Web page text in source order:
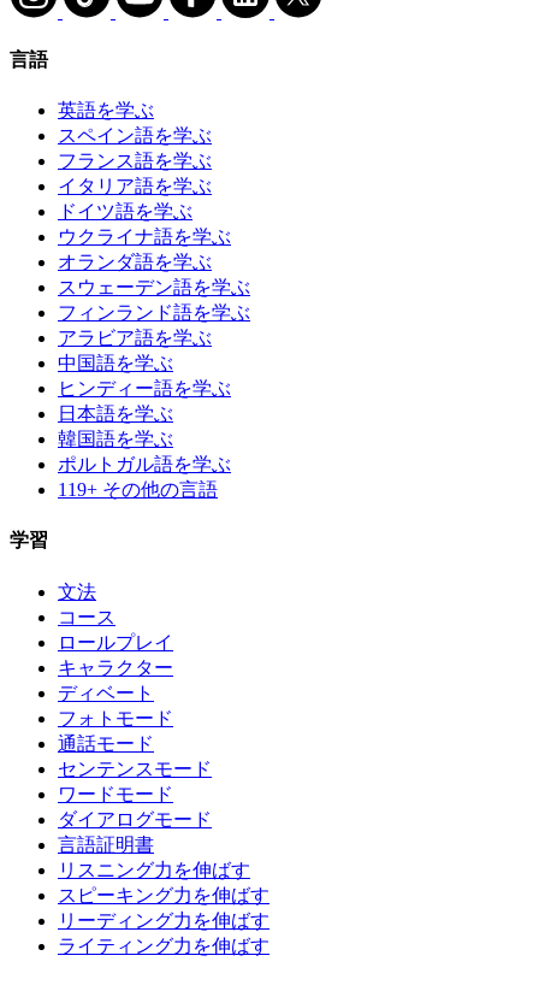
言語
英語を学ぶ
スペイン語を学ぶ
フランス語を学ぶ
イタリア語を学ぶ
ドイツ語を学ぶ
ウクライナ語を学ぶ
オランダ語を学ぶ
スウェーデン語を学ぶ
フィンランド語を学ぶ
アラビア語を学ぶ
中国語を学ぶ
ヒンディー語を学ぶ
日本語を学ぶ
韓国語を学ぶ
ポルトガル語を学ぶ
119+ その他の言語
学習
文法
コース
ロールプレイ
キャラクター
ディベート
フォトモード
通話モード
センテンスモード
ワードモード
ダイアログモード
言語証明書
リスニング力を伸ばす
スピーキング力を伸ばす
リーディング力を伸ばす
ライティング力を伸ばす